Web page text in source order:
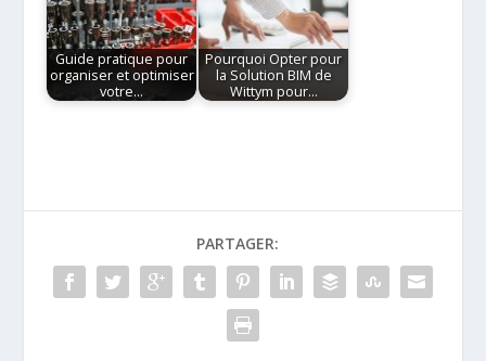
Guide pratique pour
organiser et optimiser
votre…
Pourquoi Opter pour
la Solution BIM de
Wittym pour…
PARTAGER: